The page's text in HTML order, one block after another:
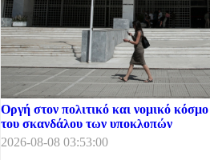
Οργή στον πολιτικό και νομικό
του σκανδάλου των υποκλοπών
2026-08-08 03:53:00